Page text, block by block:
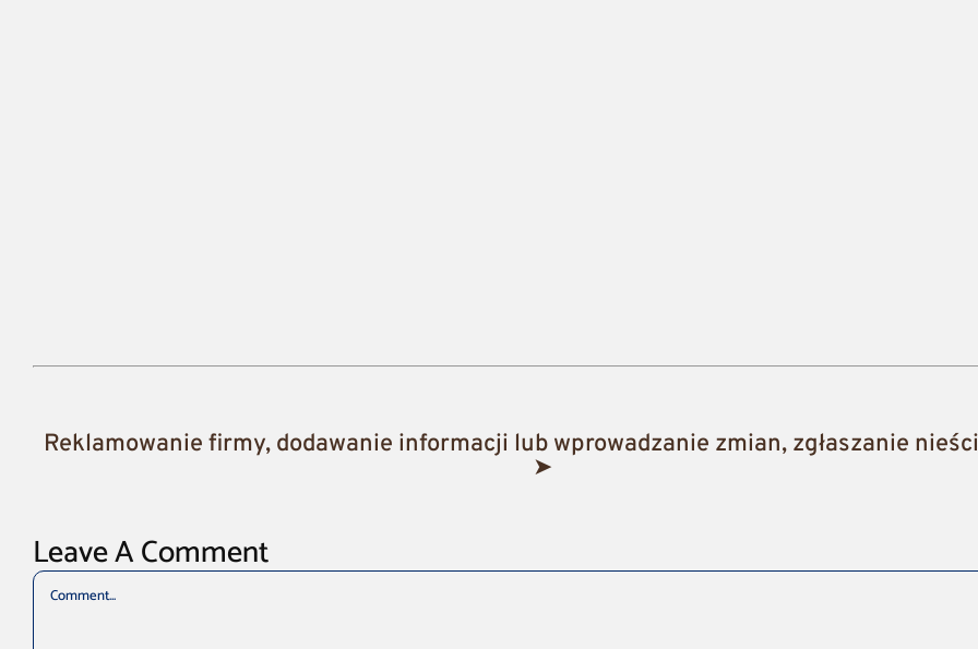
Reklamowanie firmy, dodawanie informacji lub wprowadzanie zmian, zgłaszanie
➤
Leave A Comment
Comment